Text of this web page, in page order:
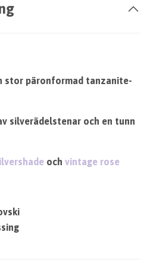
stor päronformad tanzanite-
silverädelstenar och en tunn
och vintage rose